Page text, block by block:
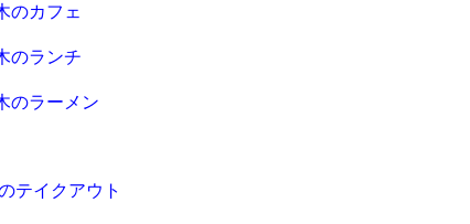
のカフェ
のランチ
のラーメン
テイクアウト